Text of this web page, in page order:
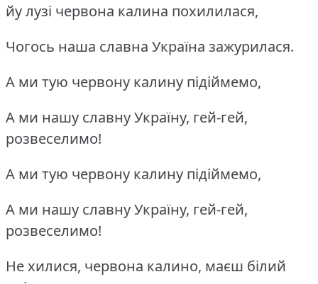
йу лузі червона калина похилилася,
Чогось наша славна Україна зажурилася.
А ми тую червону калину підіймемо,
А ми нашу славну Україну, гей-гей,
розвеселимо!
А ми тую червону калину підіймемо,
А ми нашу славну Україну, гей-гей,
розвеселимо!
Не хилися, червона калино, маєш білий